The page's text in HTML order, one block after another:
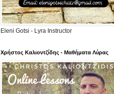
Eleni Gotsi - Lyra Instructor
Χρήστος Καλιοντζίδης - Μαθήματα Λύρας